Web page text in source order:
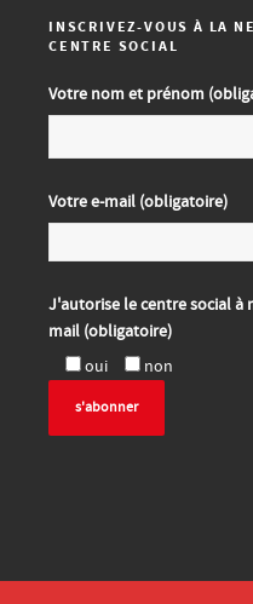
INSCRIVEZ-VOUS À LA
CENTRE SOCIAL
Votre nom et prénom
Votre e-mail (obligatoire)
J'autorise le centre social
mail (obligatoire)
oui
non